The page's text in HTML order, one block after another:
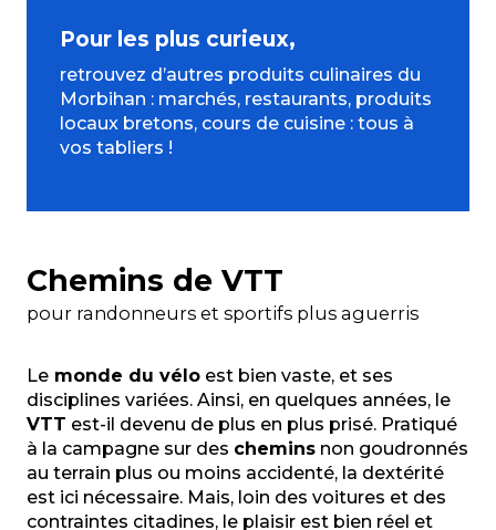
Pour les plus curieux,
retrouvez d’autres produits culinaires du
Morbihan : marchés, restaurants, produits
locaux bretons, cours de cuisine : tous à
vos tabliers !
Chemins de VTT
pour randonneurs et sportifs plus aguerris
Le monde du vélo est bien vaste, et ses
disciplines variées. Ainsi, en quelques années, le
VTT est-il devenu de plus en plus prisé. Pratiqué
à la campagne sur des chemins non goudronnés
au terrain plus ou moins accidenté, la dextérité
est ici nécessaire. Mais, loin des voitures et des
contraintes citadines, le plaisir est bien réel et